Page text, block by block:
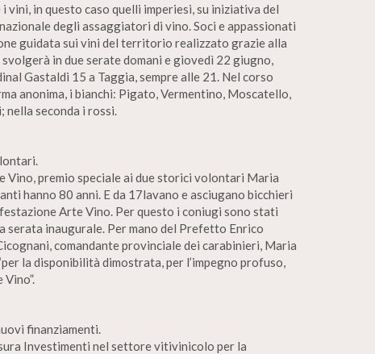
vini, in questo caso quelli imperiesi, su iniziativa del
degli assaggiatori di vino. Soci e appassionati
guidata sui vini del territorio realizzato grazie alla
in due serate domani e giovedì 22 giugno,
Gastaldi 15 a Taggia, sempre alle 21. Nel corso
anonima, i bianchi: Pigato, Vermentino, Moscatello,
nella seconda i rossi.
premio speciale ai due storici volontari Maria
hanno 80 anni. E da 17lavano e asciugano bicchieri
Arte Vino. Per questo i coniugi sono stati
serata inaugurale. Per mano del Prefetto Enrico
comandante provinciale dei carabinieri, Maria
la disponibilità dimostrata, per l’impegno profuso,
finanziamenti.
Investimenti nel settore vitivinicolo per la